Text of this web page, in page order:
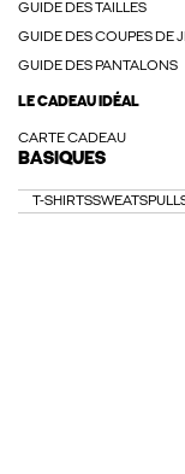
GUIDE DES TAILLES
GUIDE DES COUPES DE
GUIDE DES PANTALONS
LE CADEAU IDÉAL
CARTE CADEAU
BASIQUES
T-SHIRTSSWEATS